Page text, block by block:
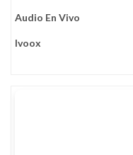
Audio En Vivo
Ivoox